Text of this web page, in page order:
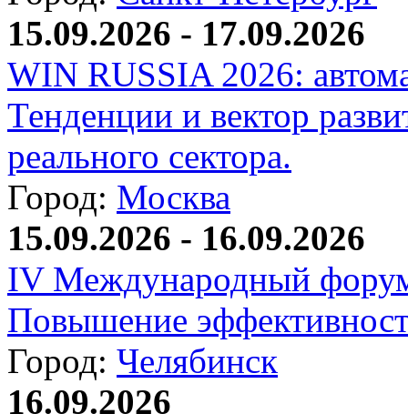
15.09.2026 - 17.09.2026
WIN RUSSIA 2026:
Тенденции и вектор
реального сектора.
Город: Москва
15.09.2026 - 16.09.2026
IV Международный
Повышение
Город: Челябинск
16.09.2026